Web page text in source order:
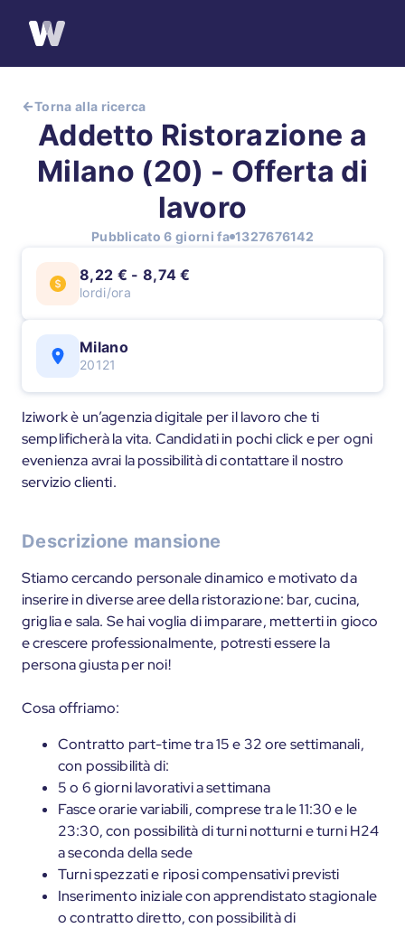
Torna alla ricerca
Addetto Ristorazione a
Milano (20) - Offerta di
lavoro
Pubblicato 6 giorni fa 1327676142
8,22 € - 8,74 €
lordi/ora
Milano
20121
Iziwork è un’agenzia digitale per il lavoro che ti
semplificherà la vita. Candidati in pochi click e per ogni
evenienza avrai la possibilità di contattare il nostro
servizio clienti.
Descrizione mansione
Stiamo cercando personale dinamico e motivato da
inserire in diverse aree della ristorazione: bar, cucina,
griglia e sala. Se hai voglia di imparare, metterti in gioco
e crescere professionalmente, potresti essere la
persona giusta per noi!
Cosa offriamo:
Contratto part-time tra 15 e 32 ore settimanali,
con possibilità di:
5 o 6 giorni lavorativi a settimana
Fasce orarie variabili, comprese tra le 11:30 e le
23:30, con possibilità di turni notturni e turni H24
a seconda della sede
Turni spezzati e riposi compensativi previsti
Inserimento iniziale con apprendistato stagionale
o contratto diretto, con possibilità di